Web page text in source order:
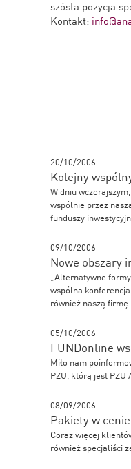
szósta pozycja
Kontakt:
20/10/2006
Kolejny
W dniu
wspólnie przez
funduszy
09/10/2006
Nowe obszary
„Alternatywne
wspólna
również naszą firmę.
05/10/2006
FUNDonline
Miło nam
PZU, którą jest PZU
08/09/2006
Pakiety w cenie
Coraz więcej
również specjaliści